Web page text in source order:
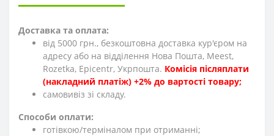
Доставка та оплата:
від 5000 грн., безкоштовна доставка кур'єром на
адресу або на відділення Нова Пошта, Meest,
Rozetka, Epicentr, Укрпошта. Комісія післяплати
(накладний платіж) +2% до вартості товару;
cамовивіз зі складу.
Способи оплати:
готівкою/терміналом при отриманні;